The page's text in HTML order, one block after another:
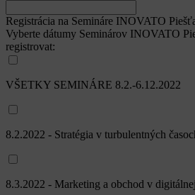
Registrácia na Semináre INOVATO
Vyberte dátumy Seminárov INOVATO
registrovat:
VŠETKY SEMINÁRE 8.2.-6.12.2022
8.2.2022 - Stratégia v turbulentných
8.3.2022 - Marketing a obchod v